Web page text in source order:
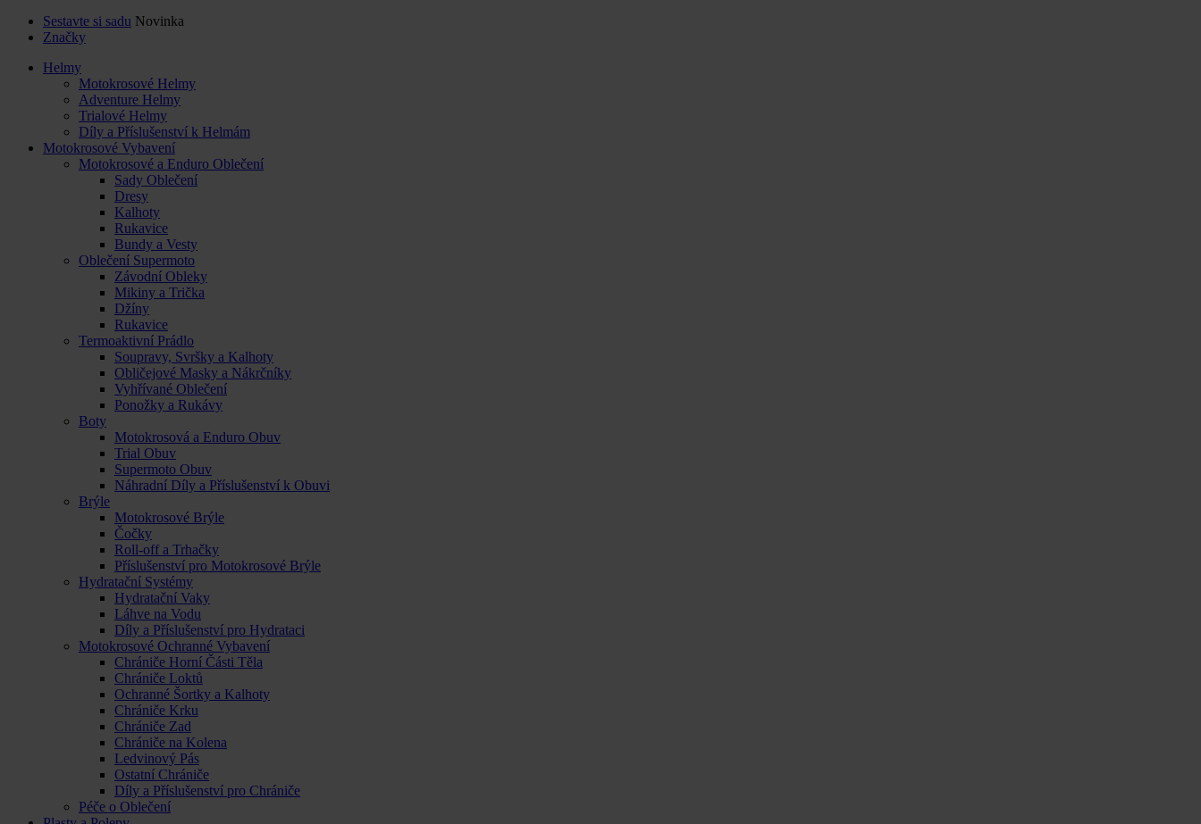
Sestavte si sadu Novinka
Značky
Helmy
Motokrosové Helmy
Adventure Helmy
Trialové Helmy
Díly a Příslušenství k Helmám
Motokrosové Vybavení
Motokrosové a Enduro Oblečení
Sady Oblečení
Dresy
Kalhoty
Rukavice
Bundy a Vesty
Oblečení Supermoto
Závodní Obleky
Mikiny a Trička
Džíny
Rukavice
Termoaktivní Prádlo
Soupravy, Svršky a Kalhoty
Obličejové Masky a Nákrčníky
Vyhřívané Oblečení
Ponožky a Rukávy
Boty
Motokrosová a Enduro Obuv
Trial Obuv
Supermoto Obuv
Náhradní Díly a Příslušenství k Obuvi
Brýle
Motokrosové Brýle
Čočky
Roll-off a Trhačky
Příslušenství pro Motokrosové Brýle
Hydratační Systémy
Hydratační Vaky
Láhve na Vodu
Díly a Příslušenství pro Hydrataci
Motokrosové Ochranné Vybavení
Chrániče Horní Části Těla
Chrániče Loktů
Ochranné Šortky a Kalhoty
Chrániče Krku
Chrániče Zad
Chrániče na Kolena
Ledvinový Pás
Ostatní Chrániče
Díly a Příslušenství pro Chrániče
Péče o Oblečení